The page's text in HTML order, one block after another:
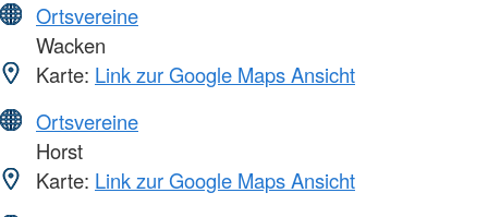
Ortsvereine
Wacken
Karte: Link zur Google Maps Ansicht
Ortsvereine
Horst
Karte: Link zur Google Maps Ansicht